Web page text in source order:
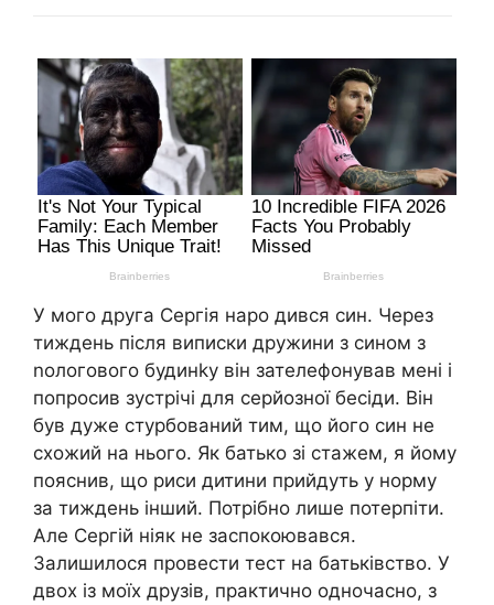
У мого друга Сергія наро дився син. Через
тиждень після виписки дружини з сином з
nологового будинkу він зателефонував мені і
попросив зустрічі для серйозної бесіди. Він
був дуже стурбований тим, що його син не
схожий на нього. Як батько зі стажем, я йому
пояснив, що риси дитини прийдуть у норму
за тиждень інший. Потрібно лише потерпіти.
Але Сергій ніяк не заспокоювався.
Залишилося провести тест на батьківство. У
двох із моїх друзів, практично одночасно, з